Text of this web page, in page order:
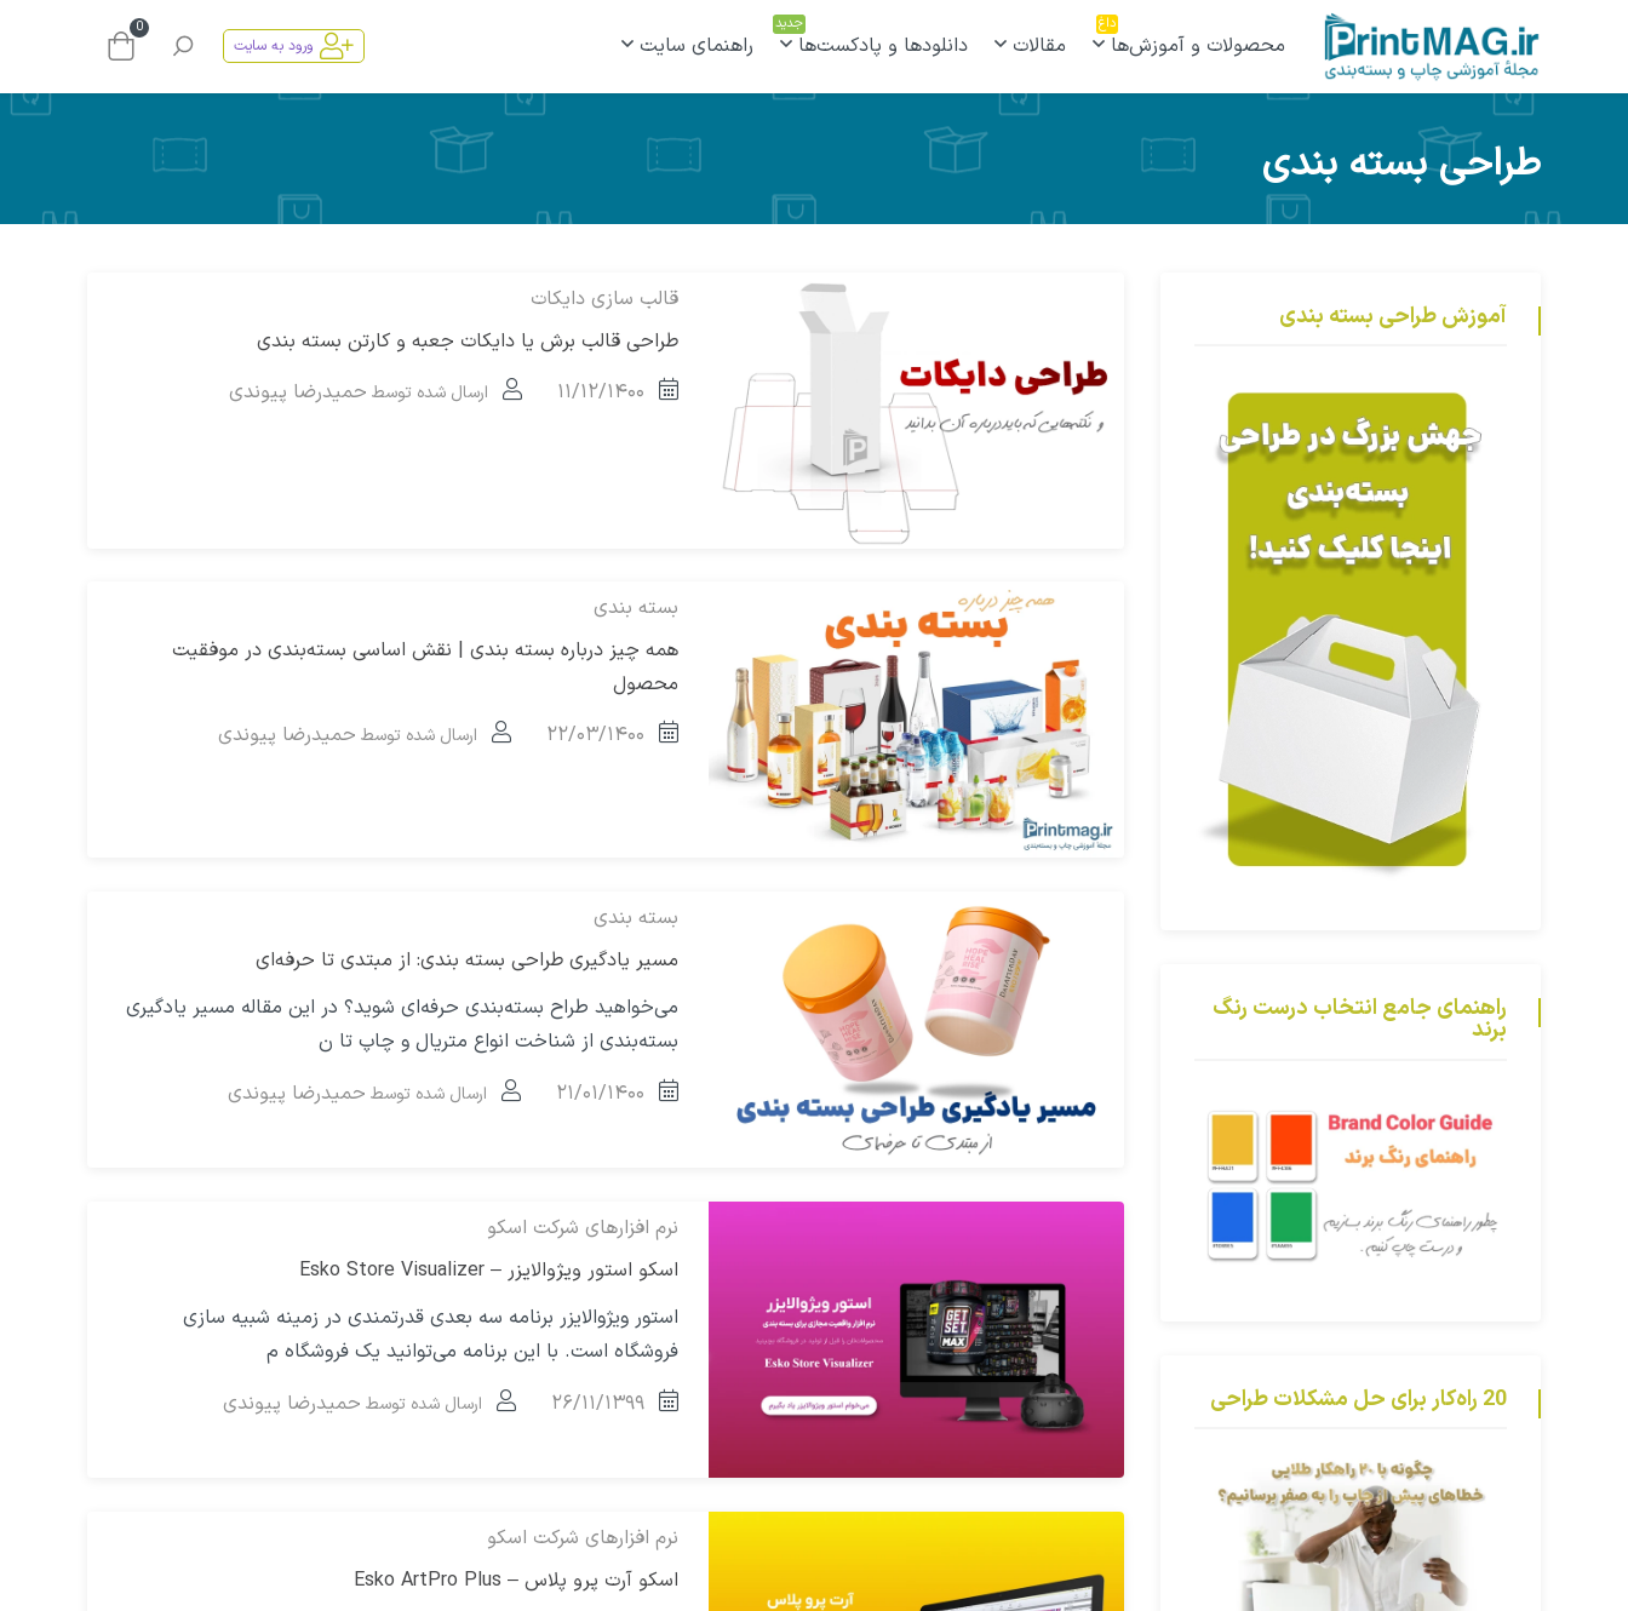
محصولات و آموزش‌ها
داغ
مقالات دانلودها و پادکست‌ها
جدید
راهنمای سایت ورود به سایت
0
طراحی بسته بندی
قالب سازی دایکات
طراحی قالب برش یا دایکات جعبه و کارتن بسته بندی
۱۱/۱۲/۱۴۰۰
ارسال شده توسط حمیدرضا پیوندی
بسته بندی
همه چیز درباره بسته بندی | نقش اساسی بسته‌بندی در موفقیت
محصول
۲۲/۰۳/۱۴۰۰
ارسال شده توسط حمیدرضا پیوندی
بسته بندی
مسیر یادگیری طراحی بسته‌ بندی: از مبتدی تا حرفه‌ای
می‌خواهید طراح بسته‌بندی حرفه‌ای شوید؟ در این مقاله مسیر یادگیری
بسته‌بندی از شناخت انواع متریال و چاپ تا ن
۲۱/۰۱/۱۴۰۰
ارسال شده توسط حمیدرضا پیوندی
نرم افزارهای شرکت اسکو
اسکو استور ویژوالایزر – Esko Store Visualizer
استور ویژوالایزر برنامه سه بعدی قدرتمندی در زمینه شبیه سازی
فروشگاه است. با این برنامه می‌توانید یک فروشگاه م
۲۶/۱۱/۱۳۹۹
ارسال شده توسط حمیدرضا پیوندی
نرم افزارهای شرکت اسکو
اسکو آرت پرو پلاس – Esko ArtPro Plus
آموزش طراحی بسته بندی
راهنمای جامع انتخاب درست رنگ
برند
20 راه‌کار برای حل مشکلات طراحی